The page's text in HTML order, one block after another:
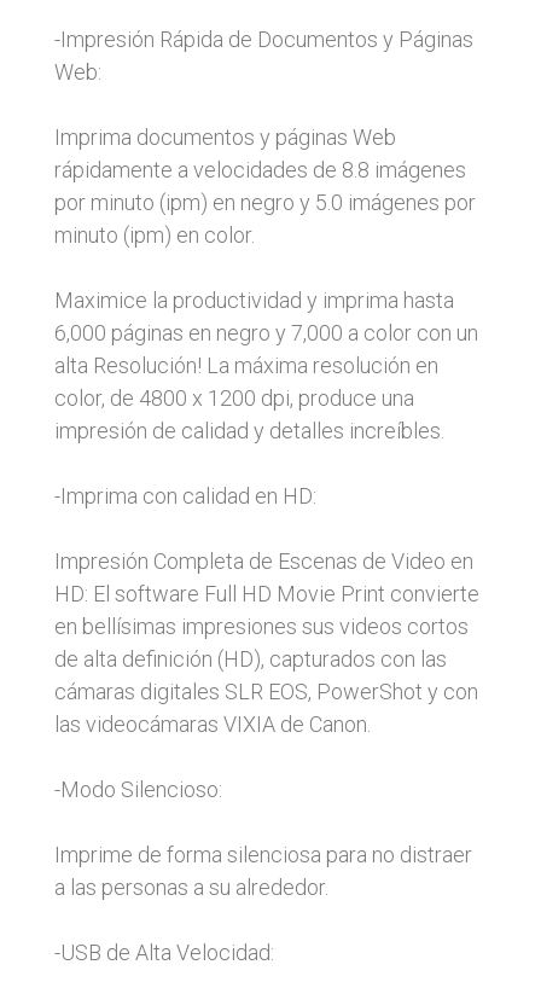
-Impresión Rápida de Documentos y Páginas
Web:
Imprima documentos y páginas Web
rápidamente a velocidades de 8.8 imágenes
por minuto (ipm) en negro y 5.0 imágenes por
minuto (ipm) en color.
Maximice la productividad y imprima hasta
6,000 páginas en negro y 7,000 a color con un
alta Resolución! La máxima resolución en
color, de 4800 x 1200 dpi, produce una
impresión de calidad y detalles increíbles.
-Imprima con calidad en HD:
Impresión Completa de Escenas de Video en
HD: El software Full HD Movie Print convierte
en bellísimas impresiones sus videos cortos
de alta definición (HD), capturados con las
cámaras digitales SLR EOS, PowerShot y con
las videocámaras VIXIA de Canon.
-Modo Silencioso:
Imprime de forma silenciosa para no distraer
a las personas a su alrededor.
-USB de Alta Velocidad: